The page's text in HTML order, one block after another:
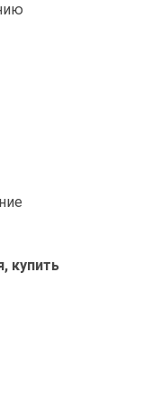
купить